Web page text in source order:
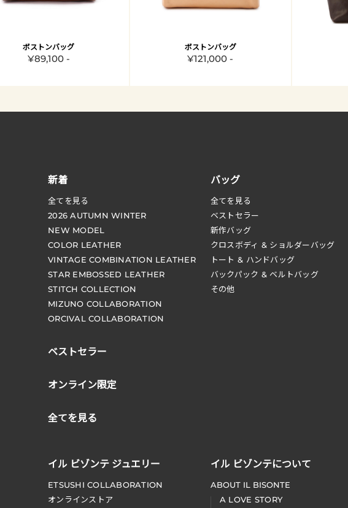
ボストンバッグ
¥89,100 -
ボストンバッグ
¥121,000 -
新着
全てを見る
2026 AUTUMN WINTER
NEW MODEL
COLOR LEATHER
VINTAGE COMBINATION LEATHER
STAR EMBOSSED LEATHER
STITCH COLLECTION
MIZUNO COLLABORATION
ORCIVAL COLLABORATION
ベストセラー
オンライン限定
全てを見る
バッグ
全てを見る
ベストセラー
新作バッグ
クロスボディ & ショルダーバッグ
トート & ハンドバッグ
バックパック & ベルトバッグ
その他
イル ビゾンテ ジュエリー
ETSUSHI COLLABORATION
オンラインストア
イル ビゾンテについて
ABOUT IL BISONTE
A LOVE STORY